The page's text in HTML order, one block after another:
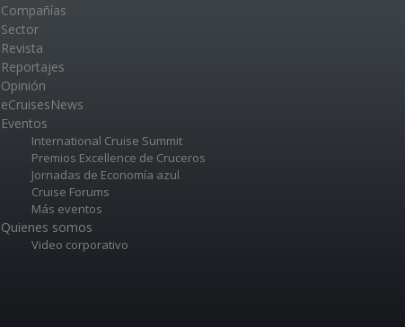
Compañías
Sector
Revista
Reportajes
Opinión
eCruisesNews
Eventos
International Cruise Summit
Premios Excellence de Cruceros
Jornadas de Economía azul
Cruise Forums
Más eventos
Quienes somos
Video corporativo